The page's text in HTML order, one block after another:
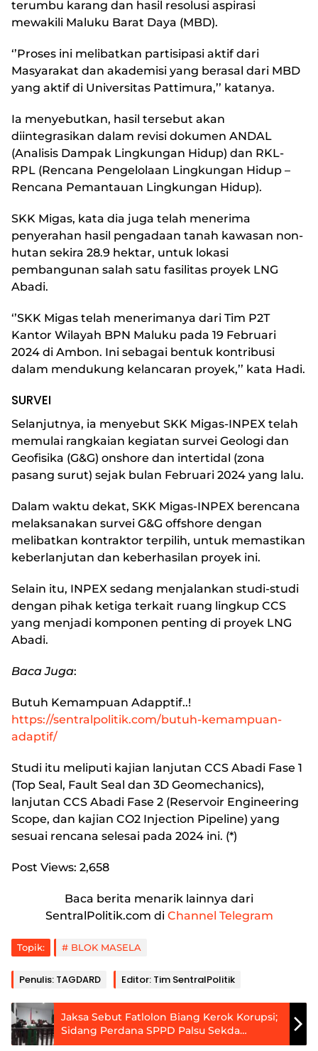
terumbu karang dan hasil resolusi aspirasi
mewakili Maluku Barat Daya (MBD).
‘’Proses ini melibatkan partisipasi aktif dari
Masyarakat dan akademisi yang berasal dari MBD
yang aktif di Universitas Pattimura,’’ katanya.
Ia menyebutkan, hasil tersebut akan
diintegrasikan dalam revisi dokumen ANDAL
(Analisis Dampak Lingkungan Hidup) dan RKL-
RPL (Rencana Pengelolaan Lingkungan Hidup –
Rencana Pemantauan Lingkungan Hidup).
SKK Migas, kata dia juga telah menerima
penyerahan hasil pengadaan tanah kawasan non-
hutan sekira 28.9 hektar, untuk lokasi
pembangunan salah satu fasilitas proyek LNG
Abadi.
‘’SKK Migas telah menerimanya dari Tim P2T
Kantor Wilayah BPN Maluku pada 19 Februari
2024 di Ambon. Ini sebagai bentuk kontribusi
dalam mendukung kelancaran proyek,’’ kata Hadi.
SURVEI
Selanjutnya, ia menyebut SKK Migas-INPEX telah
memulai rangkaian kegiatan survei Geologi dan
Geofisika (G&G) onshore dan intertidal (zona
pasang surut) sejak bulan Februari 2024 yang lalu.
Dalam waktu dekat, SKK Migas-INPEX berencana
melaksanakan survei G&G offshore dengan
melibatkan kontraktor terpilih, untuk memastikan
keberlanjutan dan keberhasilan proyek ini.
Selain itu, INPEX sedang menjalankan studi-studi
dengan pihak ketiga terkait ruang lingkup CCS
yang menjadi komponen penting di proyek LNG
Abadi.
Baca Juga:
Butuh Kemampuan Adapptif..!
https://sentralpolitik.com/butuh-kemampuan-
adaptif/
Studi itu meliputi kajian lanjutan CCS Abadi Fase 1
(Top Seal, Fault Seal dan 3D Geomechanics),
lanjutan CCS Abadi Fase 2 (Reservoir Engineering
Scope, dan kajian CO2 Injection Pipeline) yang
sesuai rencana selesai pada 2024 ini. (*)
Post Views: 2,658
Baca berita menarik lainnya dari
SentralPolitik.com di Channel Telegram
Topik: BLOK MASELA
Penulis: TAGDARD Editor: Tim SentralPolitik
Jaksa Sebut Fatlolon Biang Kerok Korupsi;
Sidang Perdana SPPD Palsu Sekda
Tanimbar Diketok